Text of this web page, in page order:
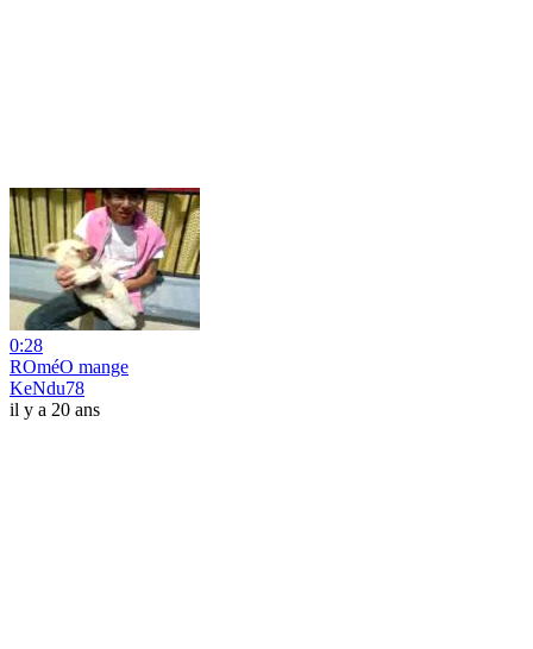
0:28
ROméO mange
KeNdu78
il y a 20 ans